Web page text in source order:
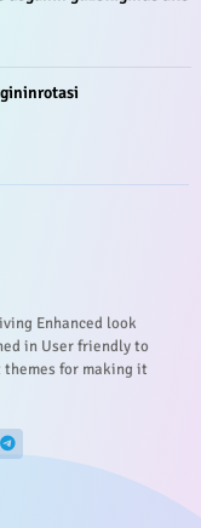
Enhanced look
in User friendly to
themes for making it